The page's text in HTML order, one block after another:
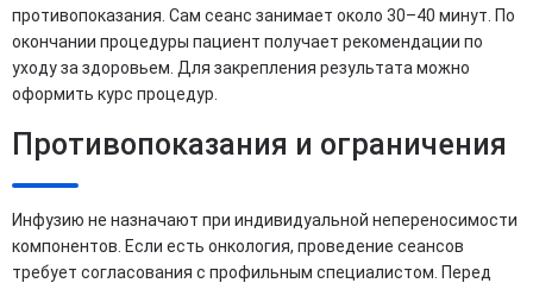
противопоказания. Сам сеанс занимает около 30–40 минут. По
окончании процедуры пациент получает рекомендации по
уходу за здоровьем. Для закрепления результата можно
оформить курс процедур.
Противопоказания и ограничения
Инфузию не назначают при индивидуальной непереносимости
компонентов. Если есть онкология, проведение сеансов
требует согласования с профильным специалистом. Перед